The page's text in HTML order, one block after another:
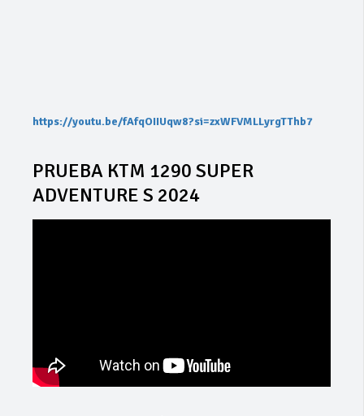
https://youtu.be/fAfqOIIUqw8?si=zxWFVMLLyrgTThb7
PRUEBA KTM 1290 SUPER
ADVENTURE S 2024